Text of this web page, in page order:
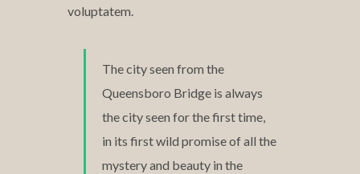
voluptatem.
The city seen from the
Queensboro Bridge is always
the city seen for the first time,
in its first wild promise of all the
mystery and beauty in the